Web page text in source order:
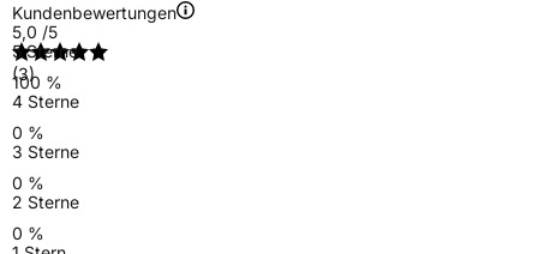
Kundenbewertungen
5,0 /5
(3)
5 Sterne
100 %
4 Sterne
0 %
3 Sterne
0 %
2 Sterne
0 %